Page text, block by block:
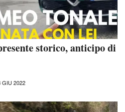
storico, anticipo di
GIU 2022